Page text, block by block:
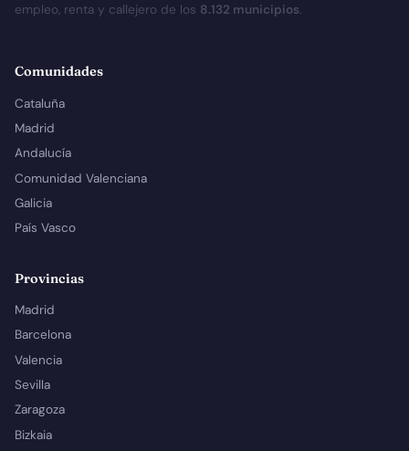
empleo, renta y callejero de los 8.132 municipios.
Comunidades
Cataluña
Madrid
Andalucía
Comunidad Valenciana
Galicia
País Vasco
Provincias
Madrid
Barcelona
Valencia
Sevilla
Zaragoza
Bizkaia